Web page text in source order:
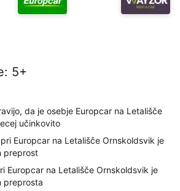
: 5+
da je osebje Europcar na Letališče
učinkovito
Europcar na Letališče Ornskoldsvik je
preprost
Europcar na Letališče Ornskoldsvik je
preprosta